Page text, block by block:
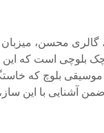
امشب ۱۵ اسفند، گالری
بلوچی است که
موسیقی بلوچ که
آشنایی با این